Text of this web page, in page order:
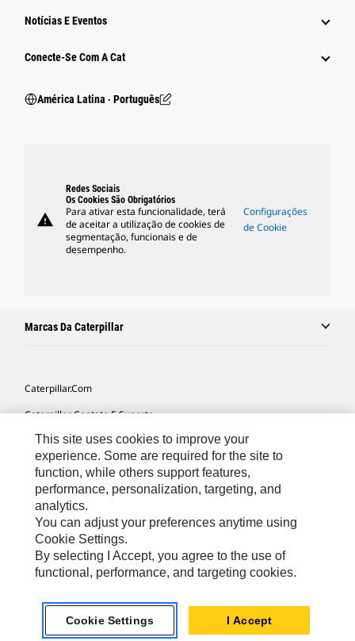
Notícias E Eventos
Conecte-Se Com A Cat
América Latina ‧ Português
warning
Redes Sociais
Os Cookies São Obrigatórios
Para ativar esta funcionalidade, terá
de aceitar a utilização de cookies de
segmentação, funcionais e de
desempenho.
Configurações
de Cookie
Marcas Da Caterpillar
Caterpillar.com
Caterpillar Contato E Suporte
Minhas Preferências De Marketing
Mapa Do Local
Cookie Settings
Legal
Privacidade
Portuguese
reservados.
This site uses cookies to improve your
experience. Some are required for the site to
function, while others support features,
performance, personalization, targeting, and
analytics.
You can adjust your preferences anytime using
Cookie Settings.
By selecting I Accept, you agree to the use of
functional, performance, and targeting cookies.
Cookie Settings I Accept